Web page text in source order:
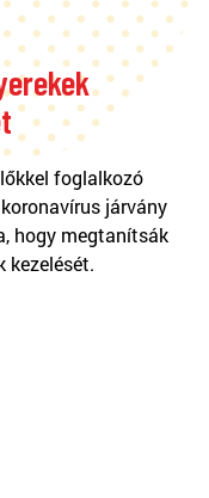
foglalkozó
járvány
hogy megtanítsák
kezelését.